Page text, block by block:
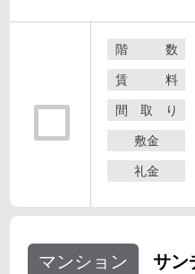
階 数
賃 料
間 取 り
敷金
礼金
マンション サ